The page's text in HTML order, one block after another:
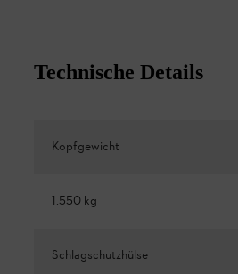
Technische Details
Kopfgewicht
1.550 kg
Schlagschutzhülse